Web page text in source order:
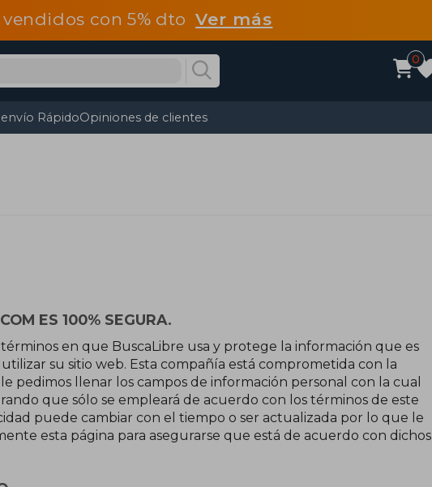
vendidos con 5% dtoVer más
0
RápidoOpiniones de clientes
ES 100% SEGURA.
en que BuscaLibre usa y protege la información que es
su sitio web. Esta compañía está comprometida con la
pedimos llenar los campos de información personal con la cual
que sólo se empleará de acuerdo con los términos de este
puede cambiar con el tiempo o ser actualizada por lo que le
esta página para asegurarse que está de acuerdo con dichos